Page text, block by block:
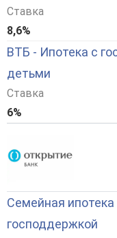
Ставка
8,6%
ВТБ - Ипотека с
детьми
Ставка
6%
Семейная ипотека
господдержкой